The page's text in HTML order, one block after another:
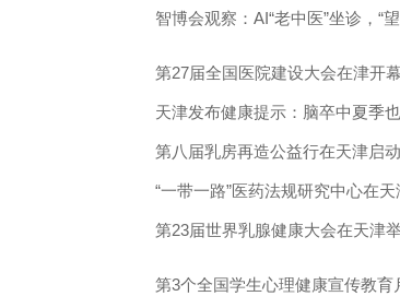
智博会观察：AI“老中医”坐诊，“
第27届全国医院建设大会在津开
天津发布健康提示：脑卒中夏季
第八届乳房再造公益行在天津启
“一带一路”医药法规研究中心在
第23届世界乳腺健康大会在天津
第3个全国学生心理健康宣传教